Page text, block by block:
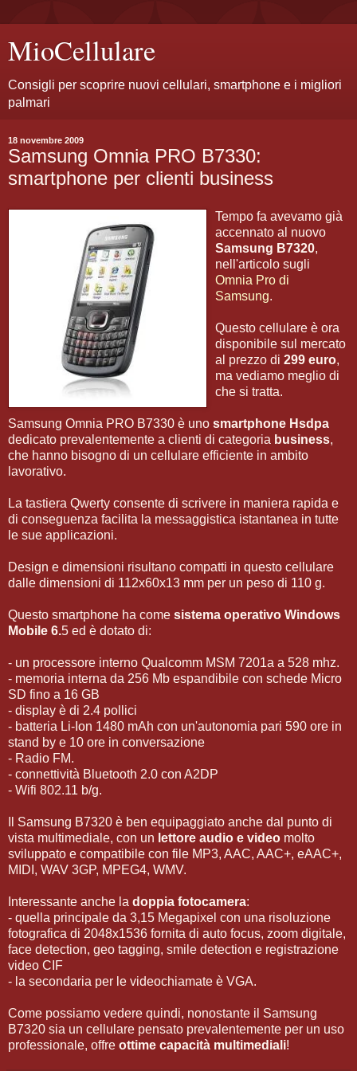
MioCellulare
Consigli per scoprire nuovi cellulari, smartphone e i migliori
palmari
18 novembre 2009
Samsung Omnia PRO B7330:
smartphone per clienti business
Tempo fa avevamo già
accennato al nuovo
Samsung B7320,
nell'articolo sugli
Omnia Pro di
Samsung.
Questo cellulare è ora
disponibile sul mercato
al prezzo di 299 euro,
ma vediamo meglio di
che si tratta.
Samsung Omnia PRO B7330 è uno smartphone Hsdpa
dedicato prevalentemente a clienti di categoria business,
che hanno bisogno di un cellulare efficiente in ambito
lavorativo.
La tastiera Qwerty consente di scrivere in maniera rapida e
di conseguenza facilita la messaggistica istantanea in tutte
le sue applicazioni.
Design e dimensioni risultano compatti in questo cellulare
dalle dimensioni di 112x60x13 mm per un peso di 110 g.
Questo smartphone ha come sistema operativo Windows
Mobile 6.5 ed è dotato di:
- un processore interno Qualcomm MSM 7201a a 528 mhz.
- memoria interna da 256 Mb espandibile con schede Micro
SD fino a 16 GB
- display è di 2.4 pollici
- batteria Li-Ion 1480 mAh con un'autonomia pari 590 ore in
stand by e 10 ore in conversazione
- Radio FM.
- connettività Bluetooth 2.0 con A2DP
- Wifi 802.11 b/g.
Il Samsung B7320 è ben equipaggiato anche dal punto di
vista multimediale, con un lettore audio e video molto
sviluppato e compatibile con file MP3, AAC, AAC+, eAAC+,
MIDI, WAV 3GP, MPEG4, WMV.
Interessante anche la doppia fotocamera:
- quella principale da 3,15 Megapixel con una risoluzione
fotografica di 2048x1536 fornita di auto focus, zoom digitale,
face detection, geo tagging, smile detection e registrazione
video CIF
- la secondaria per le videochiamate è VGA.
Come possiamo vedere quindi, nonostante il Samsung
B7320 sia un cellulare pensato prevalentemente per un uso
professionale, offre ottime capacità multimediali!